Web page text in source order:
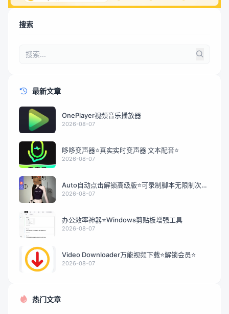
搜索
最新文章
OnePlayer视频音乐播放器
2026-08-07
哆哆变声器⭐真实实时变声器 文本配音⭐
2026-08-07
Auto自动点击解锁高级版⭐可录制脚本无限制次数
解放双手
2026-08-07
办公效率神器⭐Windows剪贴板增强工具
2026-08-07
Video Downloader万能视频下载⭐解锁会员⭐
2026-08-07
热门文章